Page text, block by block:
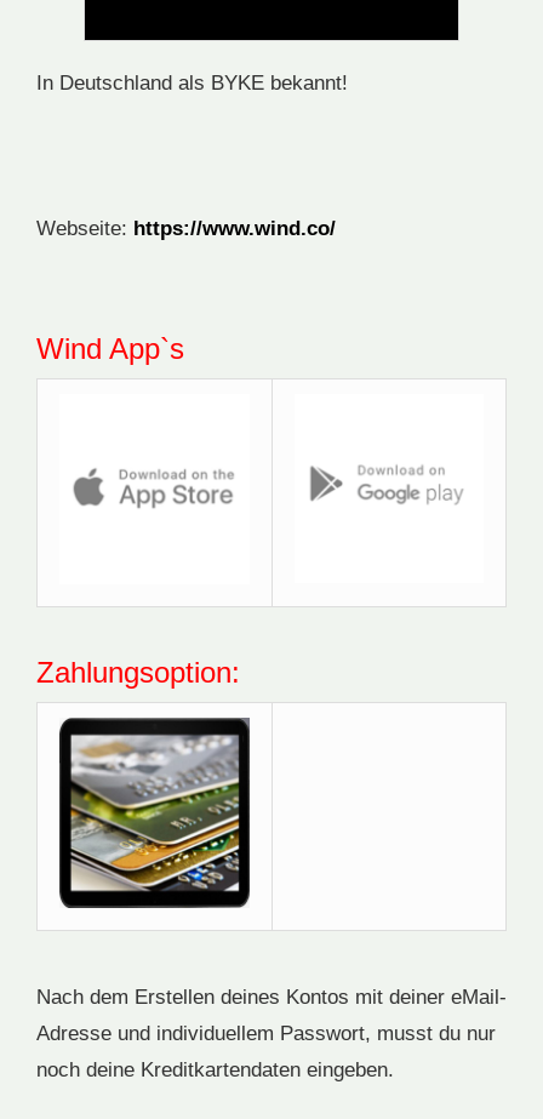
In Deutschland als BYKE bekannt!
Webseite: https://www.wind.co/
Wind App`s
Zahlungsoption:
Nach dem Erstellen deines Kontos mit deiner eMail-
Adresse und individuellem Passwort, musst du nur
noch deine Kreditkartendaten eingeben.